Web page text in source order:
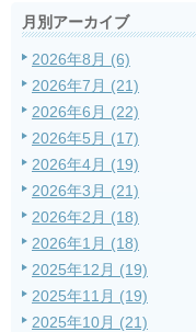
月別アーカイブ
2026年8月 (6)
2026年7月 (21)
2026年6月 (22)
2026年5月 (17)
2026年4月 (19)
2026年3月 (21)
2026年2月 (18)
2026年1月 (18)
2025年12月 (19)
2025年11月 (19)
2025年10月 (21)